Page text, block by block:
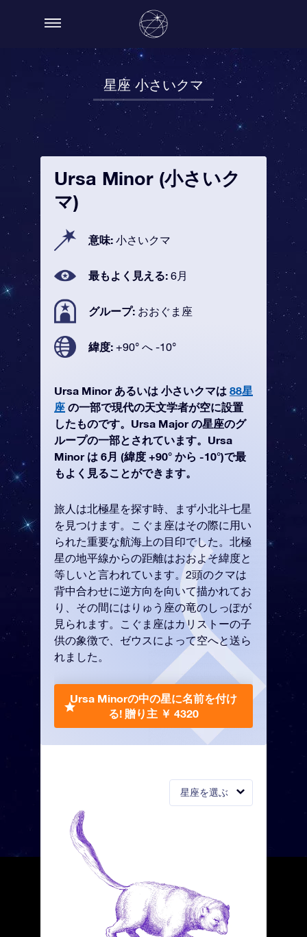
星座 小さいクマ
星座を選ぶ
Ursa Minor (小さいク
マ)
意味: 小さいクマ
最もよく見える: 6月
グループ: おおぐま座
緯度: +90° へ -10°
Ursa Minor あるいは 小さいクマは 88星
座 の一部で現代の天文学者が空に設置
したものです。Ursa Major の星座のグ
ループの一部とされています。Ursa
Minor は 6月 (緯度 +90° から -10°)で最
もよく見ることができます。
旅人は北極星を探す時、まず小北斗七星
を見つけます。こぐま座はその際に用い
られた重要な航海上の目印でした。北極
星の地平線からの距離はおおよそ緯度と
等しいと言われています。2頭のクマは
背中合わせに逆方向を向いて描かれてお
り、その間にはりゅう座の竜のしっぽが
見られます。こぐま座はカリストーの子
供の象徴で、ゼウスによって空へと送ら
れました。
Ursa Minorの中の星に名前を付け
る! 贈り主 ￥ 4320